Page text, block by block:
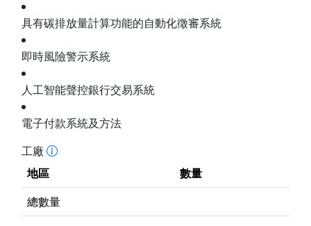
具有碳排放量計算功能的自動化徵審系統
即時風險警示系統
人工智能聲控銀行交易系統
電子付款系統及方法
工廠
地區
數量
總數量